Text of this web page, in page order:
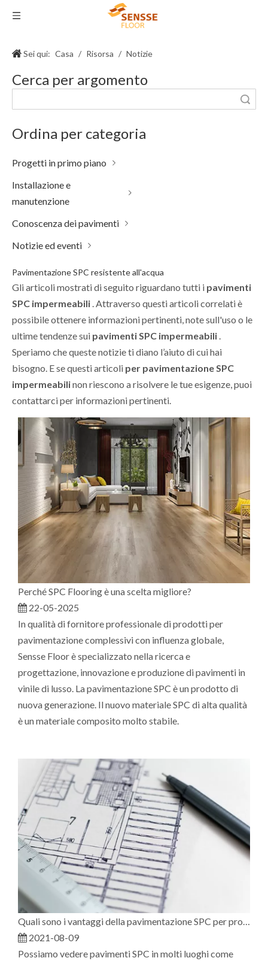
Sei qui: Casa / Risorsa / Notizie
Cerca per argomento
Ordina per categoria
Progetti in primo piano
Installazione e
manutenzione
Conoscenza dei pavimenti
Notizie ed eventi
Pavimentazione SPC resistente all'acqua
Gli articoli mostrati di seguito riguardano tutti i pavimenti
SPC impermeabili . Attraverso questi articoli correlati è
possibile ottenere informazioni pertinenti, note sull'uso o le
ultime tendenze sui pavimenti SPC impermeabili .
Speriamo che queste notizie ti diano l’aiuto di cui hai
bisogno. E se questi articoli per pavimentazione SPC
impermeabilinon riescono a risolvere le tue esigenze, puoi
contattarci per informazioni pertinenti.
Perché SPC Flooring è una scelta migliore?
22-05-2025
In qualità di fornitore professionale di prodotti per
pavimentazione complessivi con influenza globale,
Sensse Floor è specializzato nella ricerca e
progettazione, innovazione e produzione di pavimenti in
vinile di lusso. La pavimentazione SPC è un prodotto di
nuova generazione. Il nuovo materiale SPC di alta qualità
è un materiale composito molto stabile.
Quali sono i vantaggi della pavimentazione SPC per progetti di ingegneria?
2021-08-09
Possiamo vedere pavimenti SPC in molti luoghi come